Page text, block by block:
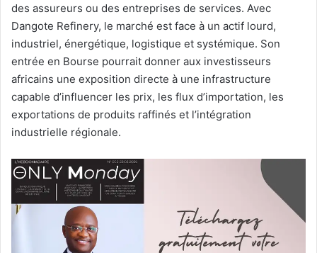
des assureurs ou des entreprises de services. Avec
Dangote Refinery, le marché est face à un actif lourd,
industriel, énergétique, logistique et systémique. Son
entrée en Bourse pourrait donner aux investisseurs
africains une exposition directe à une infrastructure
capable d’influencer les prix, les flux d’importation, les
exportations de produits raffinés et l’intégration
industrielle régionale.